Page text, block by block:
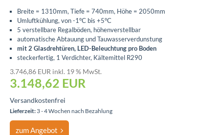
Breite = 1310mm, Tiefe = 740mm, Höhe = 2050mm
Umluftkühlung, von -1°C bis +5°C
5 verstellbare Regalböden, höhenverstellbar
automatische Abtauung und Tauwasserverdunstung
mit 2 Glasdrehtüren, LED-Beleuchtung pro Boden
steckerfertig, 1 Verdichter, Kältemittel R290
3.746,86 EUR inkl. 19 % MwSt.
3.148,62 EUR
Versandkostenfrei
Lieferzeit: 3 - 4 Wochen nach Bezahlung
zum Angebot